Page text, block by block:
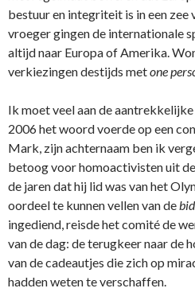
bestuur en integriteit is in een
vroeger gingen de internationale
altijd naar Europa of Amerika.
verkiezingen destijds metone
Ik moet veel aan de
2006 het woord voerde op een
Mark, zijn achternaam ben ik
betoog voor homoactivisten uit
de jaren dat hij lid was van het
oordeel te kunnen vellen van de
ingediend, reisde het comité de
van de dag: de terugkeer naar de
van de cadeautjes die zich op
hadden weten te verschaffen.